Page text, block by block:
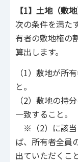
【1】土地（敷地
次の条件を満た
有者の敷地権の
算出します。
（1）敷地が所
と。
（2）敷地の持
一致すること。
※（2）に該当
ば、所有者全員
出ていただくこ